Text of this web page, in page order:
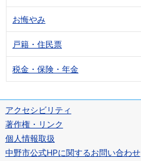
お悔やみ
戸籍・住民票
税金・保険・年金
アクセシビリティ
著作権・リンク
個人情報取扱
中野市公式HPに関するお問い合わせ